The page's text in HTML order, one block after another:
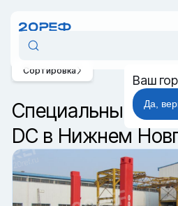
Ваш
Да,
Специальные
DC в Нижнем
Сортировка